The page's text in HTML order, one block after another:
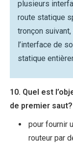
plusieurs
route statique
tronçon
l’interface de
statique
10. Quel est
de premier saut?
pour fournir
routeur par